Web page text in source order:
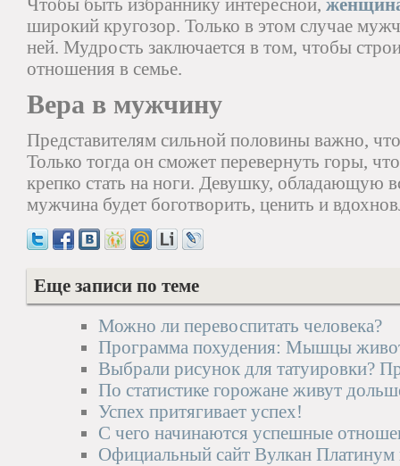
Чтобы быть избраннику интересной,
широкий кругозор. Только в этом случае
ней. Мудрость заключается в том, чтобы
отношения в семье.
Вера в мужчину
Представителям сильной половины важно,
Только тогда он сможет перевернуть горы,
крепко стать на ноги. Девушку, обладающую
мужчина будет боготворить, ценить и
Еще записи по теме
Можно ли перевоспитать человека?
Программа похудения: Мышцы
Выбрали рисунок для татуировки?
По статистике горожане живут
Успех притягивает успех!
С чего начинаются успешные
Официальный сайт Вулкан Платинум